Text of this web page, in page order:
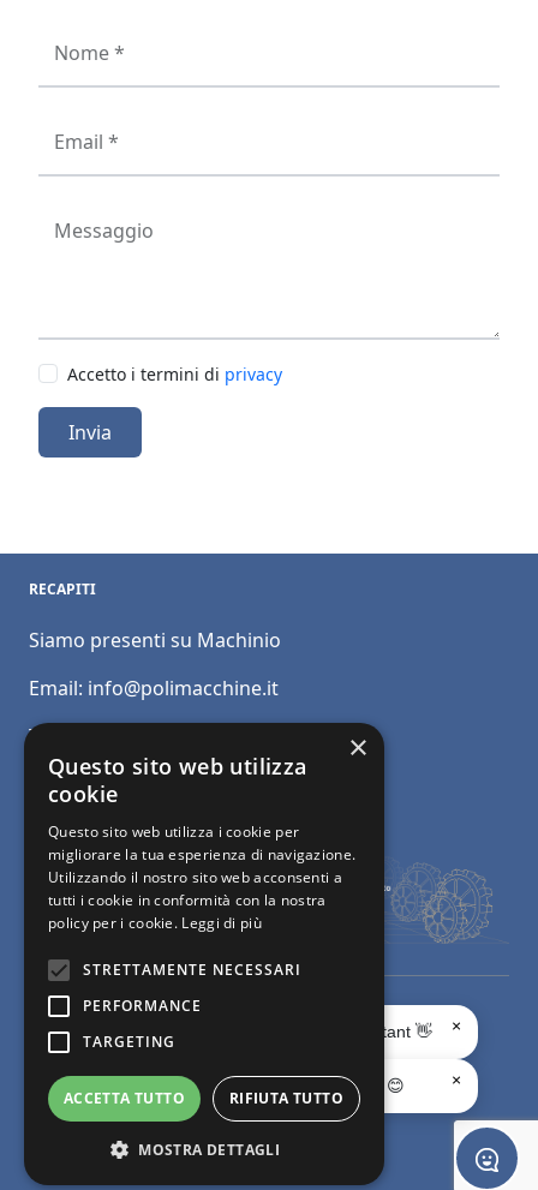
Nome *
Email *
Messaggio
Accetto i termini di privacy
Invia
RECAPITI
Siamo presenti su Machinio
Email: info@polimacchine.it
Telefono:
Mobile:+39 348 5110011
© Polimacchine Verona Italia
- Macchine usate per la
lavorazione del marmo e del granito -
Facebook page
X pageInstagram page
youtube page
Linkedin page
whats app page
Ciao, sono il tuo AI Assistant 👋 ×
Chiedimi quello che vuoi 😊 ×
×
Questo sito web utilizza
cookie
Questo sito web utilizza i cookie per
migliorare la tua esperienza di navigazione.
Utilizzando il nostro sito web acconsenti a
tutti i cookie in conformità con la nostra
policy per i cookie. Leggi di più
STRETTAMENTE NECESSARI
PERFORMANCE
TARGETING
ACCETTA TUTTO RIFIUTA TUTTO
MOSTRA DETTAGLI